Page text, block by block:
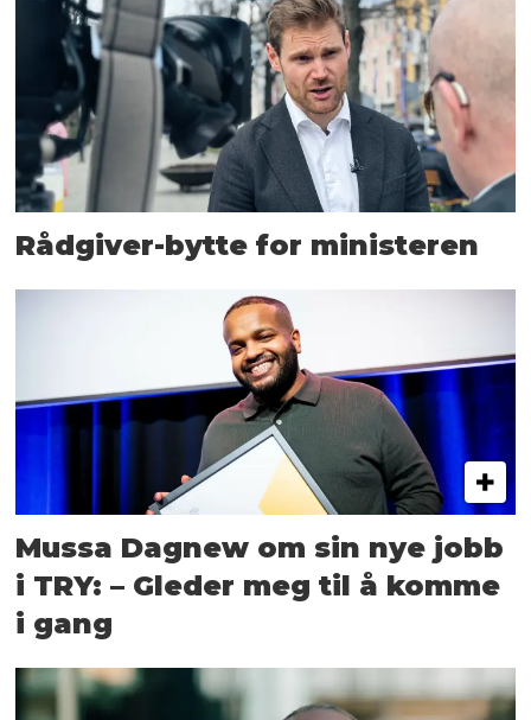
Rådgiver-bytte for ministeren
Mussa Dagnew om sin nye jobb
i TRY: – Gleder meg til å komme
i gang